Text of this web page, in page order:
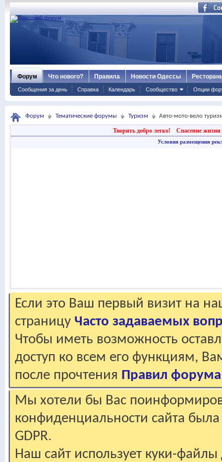
Форум
Сообщения за день Справка Календарь Сообщество Опции
Что нового? Правила Новости Одессы
Форум Тематические форумы Туризм Авто-мото-вело
Творить добро легко! Спасение жизни
Условия размещения
Если это Ваш первый визит на
страницу Часто задаваемых
Чтобы иметь возможность
доступ ко всем его функциям,
после прочтения Правил форума
Мы хотели бы Вас
конфиденциальности сайта
GDPR.
Наш сайт использует куки-файлы